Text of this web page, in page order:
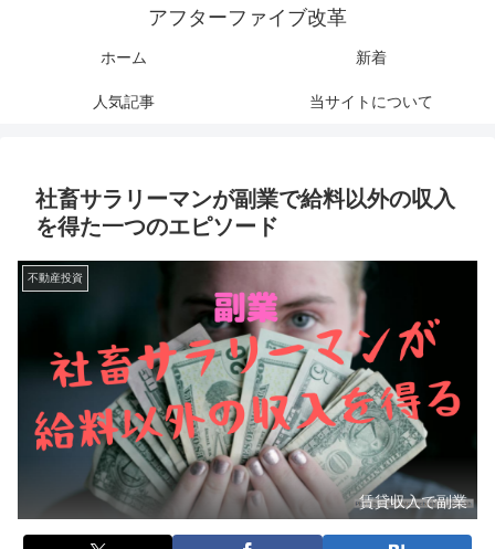
アフターファイブ改革
ホーム 新着
人気記事 当サイトについて
社畜サラリーマンが副業で給料以外の収入
を得た一つのエピソード
不動産投資
賃貸収入で副業